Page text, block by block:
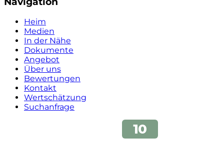
Heim
Medien
In der Nähe
Dokumente
Angebot
Über uns
Bewertungen
Kontakt
Wertschätzung
Suchanfrage